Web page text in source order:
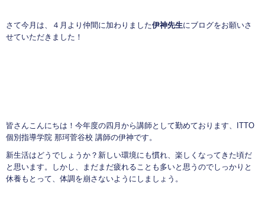
さて今月は、４月より仲間に加わりました伊神先生にブログをお願いさ
せていただきました！
皆さんこんにちは！今年度の四月から講師として勤めております、ITTO
個別指導学院 那珂菅谷校 講師の伊神です。
新生活はどうでしょうか？新しい環境にも慣れ、楽しくなってきた頃だ
と思います。しかし、まだまだ疲れることも多いと思うのでしっかりと
休養もとって、体調を崩さないようにしましょう。